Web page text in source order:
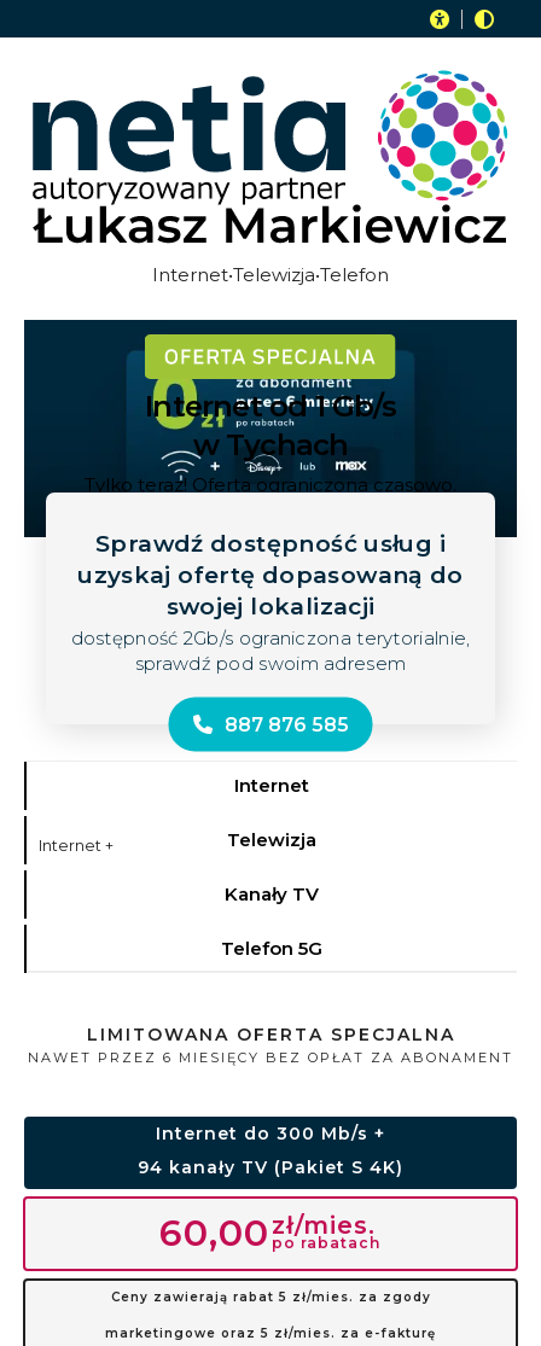
Internet•Telewizja•Telefon
Internet od 1 Gb/s
w Tychach
Tylko teraz! Oferta ograniczona czasowo.
Sprawdź dostępność usług i
uzyskaj ofertę dopasowaną do
swojej lokalizacji
dostępność 2Gb/s ograniczona terytorialnie,
sprawdź pod swoim adresem
887 876 585
Internet
Internet + Telewizja
Kanały TV
Telefon 5G
LIMITOWANA OFERTA SPECJALNA
NAWET PRZEZ 6 MIESIĘCY BEZ OPŁAT ZA ABONAMENT
Internet do 300 Mb/s +
94 kanały TV (Pakiet S 4K)
60,00 zł/mies.
po rabatach
Ceny zawierają rabat 5 zł/mies. za zgody
marketingowe oraz 5 zł/mies. za e-fakturę